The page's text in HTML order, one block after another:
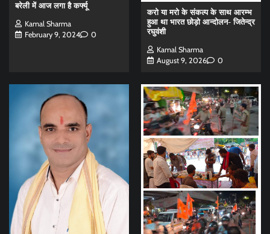
बरेली में आज लगा है कर्फ्यू
Kamal Sharma
February 9, 2024
0
करो या मरो के संकल्प के साथ आरम्भ
हुआ था भारत छोड़ो आन्दोलन- जितेन्द्र
रघुवंशी
Kamal Sharma
August 9, 2026
0